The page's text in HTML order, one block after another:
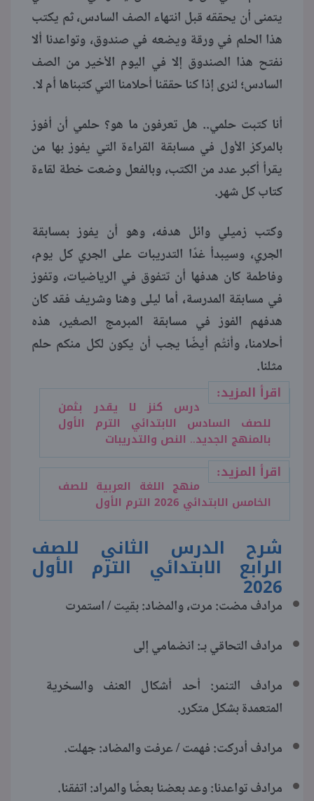
يتمنى أن يحققه قبل انتهاء الصف السادس، ثم يكتب
هذا الحلم في ورقة ويضعه في صندوق، وتواعدنا ألا
نفتح هذا الصندوق إلا في اليوم الأخير من الصف
السادس؛ لنرى إذا كنا حققنا أحلامنا التي كتبناها أم لا.
أنا كتبت حلمي.. هل تعرفون ما هو؟ حلمي أن أفوز
بالمركز الأول في مسابقة القراءة التي يفوز بها من
يقرأ أكبر عدد من الكتب، وبالفعل وضعت خطة لقاءة
كتاب كل شهر.
وكتب زميلي وائل هدفه، وهو أن يفوز بمسابقة
الجري، وسيبدأ غدًا التدريبات على الجري كل يوم،
وفاطمة كان هدفها أن تتفوق في الرياضيات، وتفوز
في مسابقة المدرسة، أما ليلى وهنا وشريف فقد كان
هدفهم الفوز في مسابقة المبرمج الصغير، هذه
أحلامنا، وأنتُم أيضًا يجب أن يكون لكل منكم حلم
مثلنا.
اقرأ المزيد:
درس كنز لا يقدر بثمن
للصف السادس الابتدائي الترم الأول
بالمنهج الجديد.. النص والتدريبات
اقرأ المزيد:
منهج اللغة العربية للصف
الخامس الابتدائي 2026 الترم الأول
شرح الدرس الثاني للصف
الرابع الابتدائي الترم الأول
2026
مرادف مضت: مرت، والمضاد: بقيت / استمرت
مرادف التحاقي بـ: انضمامي إلى
مرادف التنمر: أحد أشكال العنف والسخرية
المتعمدة بشكل متكرر.
مرادف أدركت: فهمت / عرفت والمضاد: جهلت.
مرادف تواعدنا: وعد بعضنا بعضًا والمراد: اتفقنا.